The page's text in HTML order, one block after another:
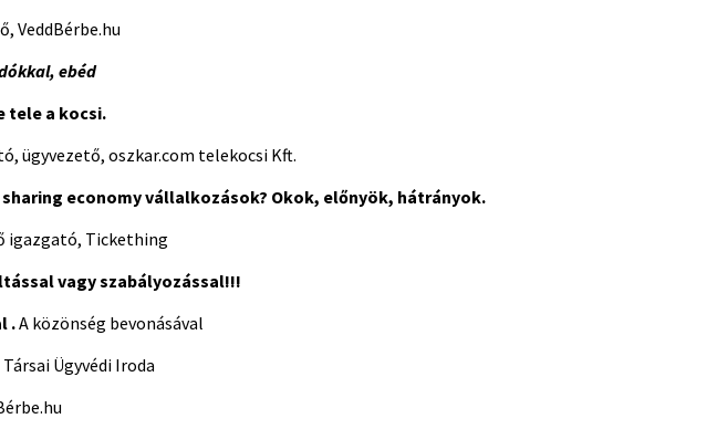
VeddBérbe.hu
ebéd
tele a kocsi.
ügyvezető, oszkar.com telekocsi Kft.
sharing economy vállalkozások? Okok, előnyök, hátrányok.
igazgató, Tickething
vagy szabályozással!!!
.A közönség bevonásával
Társai Ügyvédi Iroda